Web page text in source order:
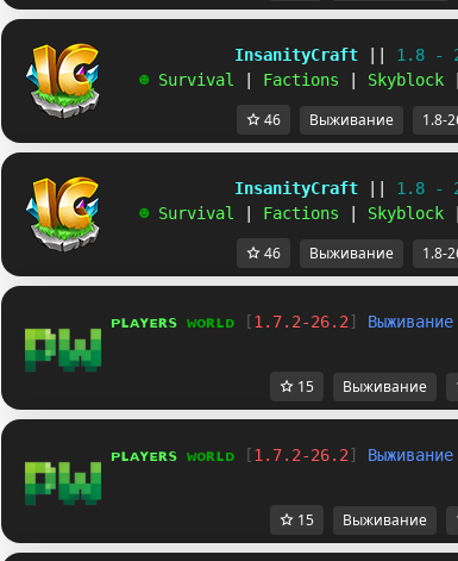
InsanityCraft
1.8 -
☻ Survival Factions Skyblock
46 Выживание 1.8-
InsanityCraft
1.8 -
☻ Survival Factions Skyblock
46 Выживание 1.8-
ᴘʟᴀʏᴇʀs ᴡᴏʀʟᴅ [1.7.2-26.2] Выживание
15 Выживание
ᴘʟᴀʏᴇʀs ᴡᴏʀʟᴅ [1.7.2-26.2] Выживание
15 Выживание